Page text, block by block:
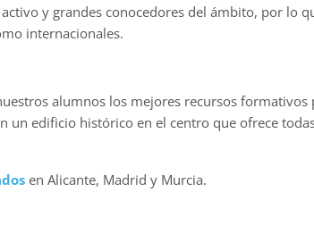
y grandes conocedores del ámbito, por lo
internacionales.
alumnos los mejores recursos formativos
un edificio histórico en el centro que ofrece
en Alicante, Madrid y Murcia.